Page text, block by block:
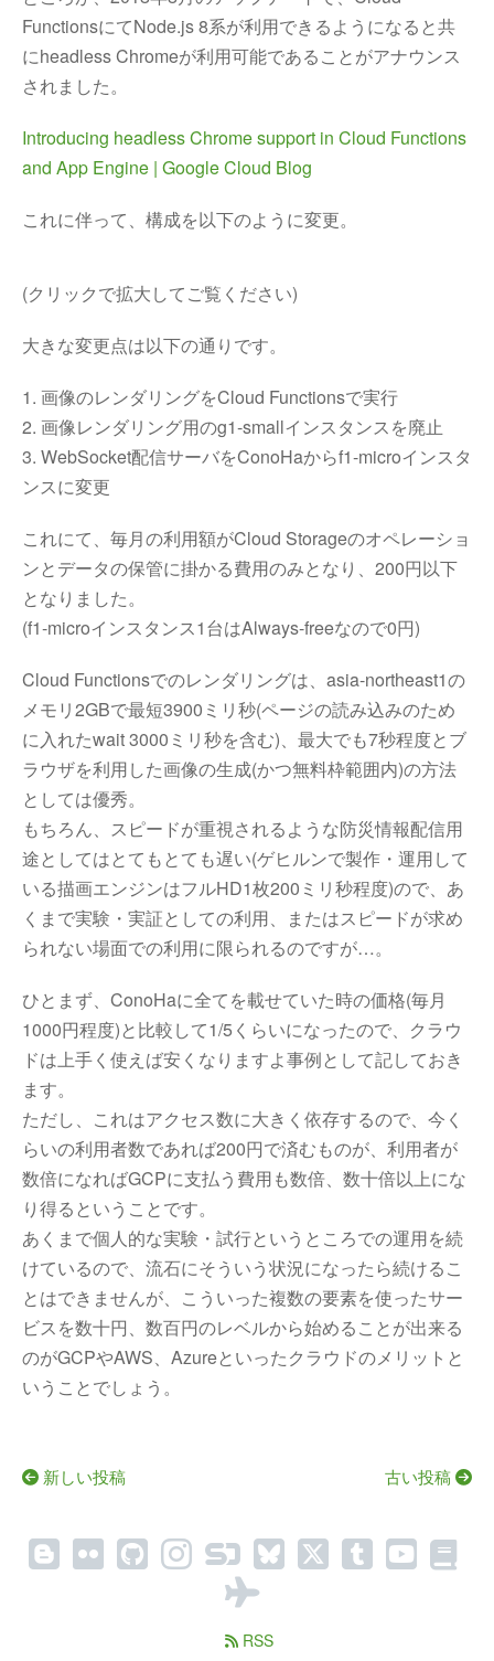
FunctionsにてNode.js 8系が利用できるようになると共
にheadless Chromeが利用可能であることがアナウンス
されました。
Introducing headless Chrome support in Cloud Functions
and App Engine | Google Cloud Blog
これに伴って、構成を以下のように変更。
(クリックで拡大してご覧ください)
大きな変更点は以下の通りです。
1. 画像のレンダリングをCloud Functionsで実行
2. 画像レンダリング用のg1-smallインスタンスを廃止
3. WebSocket配信サーバをConoHaからf1-microインスタ
ンスに変更
これにて、毎月の利用額がCloud Storageのオペレーショ
ンとデータの保管に掛かる費用のみとなり、200円以下
となりました。
(f1-microインスタンス1台はAlways-freeなので0円)
Cloud Functionsでのレンダリングは、asia-northeast1の
メモリ2GBで最短3900ミリ秒(ページの読み込みのため
に入れたwait 3000ミリ秒を含む)、最大でも7秒程度とブ
ラウザを利用した画像の生成(かつ無料枠範囲内)の方法
としては優秀。
もちろん、スピードが重視されるような防災情報配信用
途としてはとてもとても遅い(ゲヒルンで製作・運用して
いる描画エンジンはフルHD1枚200ミリ秒程度)ので、あ
くまで実験・実証としての利用、またはスピードが求め
られない場面での利用に限られるのですが…。
ひとまず、ConoHaに全てを載せていた時の価格(毎月
1000円程度)と比較して1/5くらいになったので、クラウ
ドは上手く使えば安くなりますよ事例として記しておき
ます。
ただし、これはアクセス数に大きく依存するので、今く
らいの利用者数であれば200円で済むものが、利用者が
数倍になればGCPに支払う費用も数倍、数十倍以上にな
り得るということです。
あくまで個人的な実験・試行というところでの運用を続
けているので、流石にそういう状況になったら続けるこ
とはできませんが、こういった複数の要素を使ったサー
ビスを数十円、数百円のレベルから始めることが出来る
のがGCPやAWS、Azureといったクラウドのメリットと
いうことでしょう。
新しい投稿 古い投稿
RSS